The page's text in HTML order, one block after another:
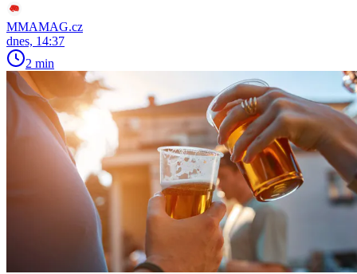
MMAMAG.cz
dnes, 14:37
2 min